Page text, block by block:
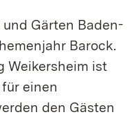
Gärten Baden-
Barock.
Weikersheim ist
einen
den Gästen